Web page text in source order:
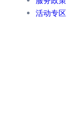
活动专区